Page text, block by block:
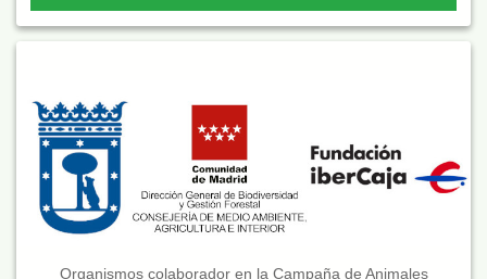
Organismos colaborador en la Campaña de Animales